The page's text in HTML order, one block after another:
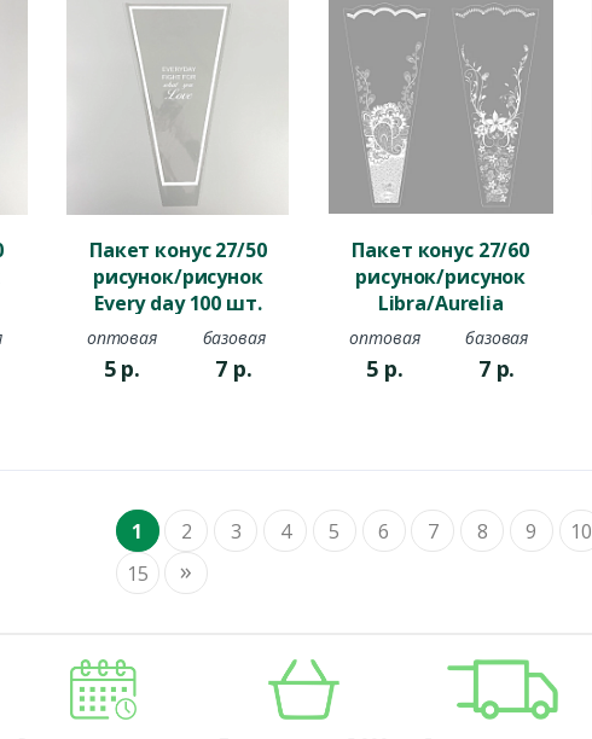
Пакет конус 27/50
рисунок/рисунок
Every day 100 шт.
белый
оптовая
5 р.
базовая
7 р.
Пакет конус 27/60
рисунок/рисунок
Libra/Aurelia
оптовая
5 р.
базовая
7 р.
1 2 3 4 5 6 7 8 9 10
15
»